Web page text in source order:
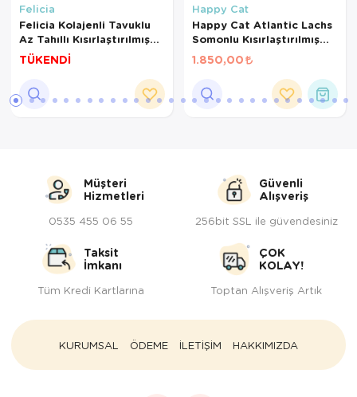
Felicia
Felicia Kolajenli Tavuklu
Az Tahıllı Kısırlaştırılmış
Kedi Maması 2 Kg
TÜKENDİ
Happy Cat
Happy Cat Atlantic Lachs
Somonlu Kısırlaştırılmış
Kedi Maması 4kg
1.850,00
Müşteri
Hizmetleri
0535 455 06 55
Güvenli
Alışveriş
256bit SSL ile güvendesiniz
Taksit
İmkanı
Tüm Kredi Kartlarına
ÇOK
KOLAY!
Toptan Alışveriş Artık
KURUMSAL ÖDEME İLETİŞİM HAKKIMIZDA